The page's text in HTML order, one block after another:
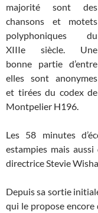
majorité sont des
chansons et motets
polyphoniques du
XIIIe siècle. Une
bonne partie d’entre
elles sont anonymes
et tirées du codex de
Montpelier H196.
Les 58 minutes
estampies mais
directrice Stevie
Depuis sa sortie
qui le propose encore